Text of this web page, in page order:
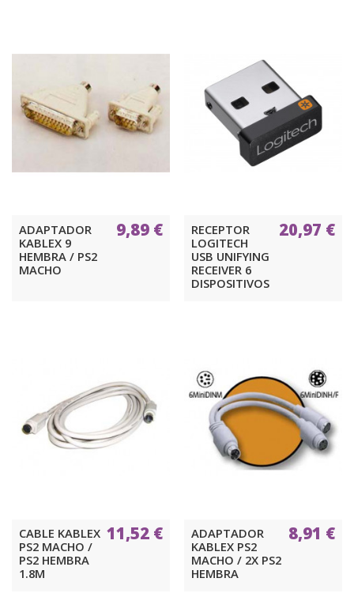
ADAPTADOR
KABLEX 9
HEMBRA / PS2
MACHO
9,89 €
RECEPTOR
LOGITECH
USB UNIFYING
RECEIVER 6
DISPOSITIVOS
20,97 €
CABLE KABLEX
PS2 MACHO /
PS2 HEMBRA
1.8M
11,52 €
ADAPTADOR
KABLEX PS2
MACHO / 2X PS2
HEMBRA
8,91 €